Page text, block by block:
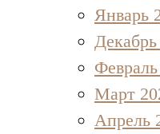
Январь
Март
Апрель